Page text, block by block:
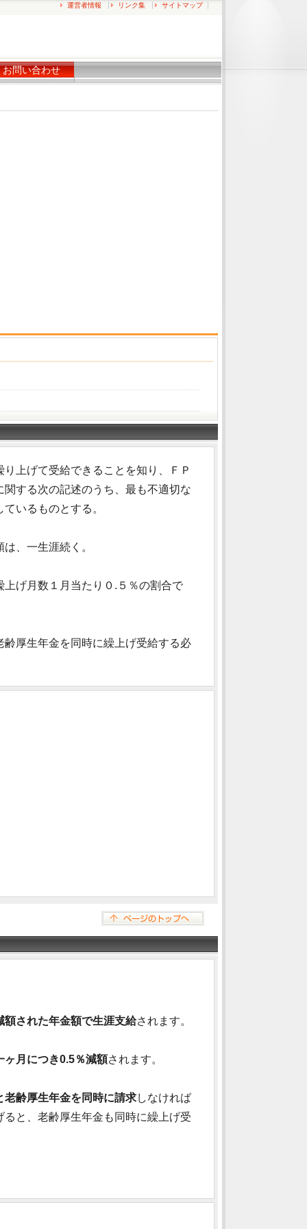
運営者情報 リンク集 サイトマップ
お問い合わせ
上げて受給できることを知り、ＦＰ
する次の記述のうち、最も不適切な
いるものとする。
、一生涯続く。
げ月数１月当たり０.５％の割合で
厚生年金を同時に繰上げ受給する必
された年金額で生涯支給されます。
ヶ月につき0.5％減額されます。
齢厚生年金を同時に請求しなければ
と、老齢厚生年金も同時に繰上げ受